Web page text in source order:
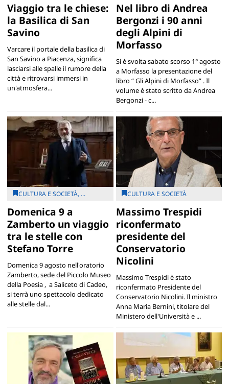
Viaggio tra le chiese:
la Basilica di San
Savino
Varcare il portale della basilica di
San Savino a Piacenza, significa
lasciarsi alle spalle il rumore della
città e ritrovarsi immersi in
un'atmosfera...
Nel libro di Andrea
Bergonzi i 90 anni
degli Alpini di
Morfasso
Si è svolta sabato scorso 1° agosto
a Morfasso la presentazione del
libro “ Gli Alpini di Morfasso” . Il
volume è stato scritto da Andrea
Bergonzi - c...
CULTURA E SOCIETÀ, ...
Domenica 9 a
Zamberto un viaggio
tra le stelle con
Stefano Torre
Domenica 9 agosto nell'oratorio
Zamberto, sede del Piccolo Museo
della Poesia , a Saliceto di Cadeo,
si terrà uno spettacolo dedicato
alle stelle dal...
CULTURA E SOCIETÀ
Massimo Trespidi
riconfermato
presidente del
Conservatorio
Nicolini
Massimo Trespidi è stato
riconfermato Presidente del
Conservatorio Nicolini. Il ministro
Anna Maria Bernini, titolare del
Ministero dell'Università e ...